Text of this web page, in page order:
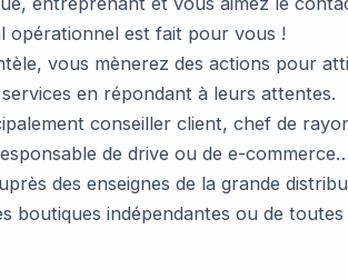
opérationnel est fait pour vous !
vous mènerez des actions pour
en répondant à leurs attentes.
conseiller client, chef de
de drive ou de e-
des enseignes de la grande
boutiques indépendantes ou de